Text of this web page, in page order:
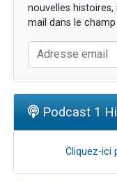
nouvelles
mail dans le
Podcast 1
Cliquez-ici